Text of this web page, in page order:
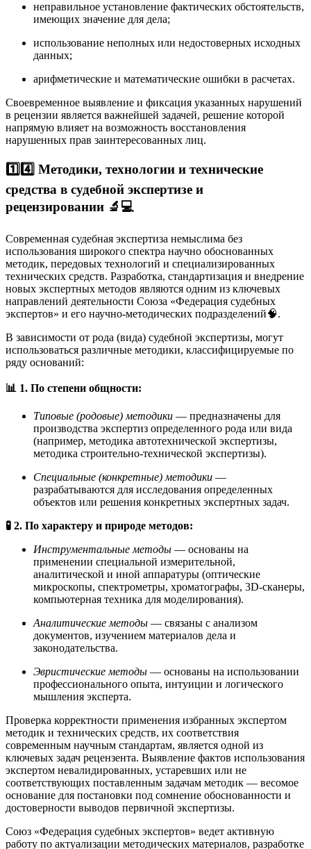
неправильное установление фактических обстоятельств,
имеющих значение для дела;
использование неполных или недостоверных исходных
данных;
арифметические и математические ошибки в расчетах.
Своевременное выявление и фиксация указанных нарушений
в рецензии является важнейшей задачей, решение которой
напрямую влияет на возможность восстановления
нарушенных прав заинтересованных лиц.
1️⃣4️⃣ Методики, технологии и технические
средства в судебной экспертизе и
рецензировании 🔬💻
Современная судебная экспертиза немыслима без
использования широкого спектра научно обоснованных
методик, передовых технологий и специализированных
технических средств. Разработка, стандартизация и внедрение
новых экспертных методов являются одним из ключевых
направлений деятельности Союза «Федерация судебных
экспертов» и его научно-методических подразделений🧠.
В зависимости от рода (вида) судебной экспертизы, могут
использоваться различные методики, классифицируемые по
ряду оснований:
📊 1. По степени общности:
Типовые (родовые) методики — предназначены для
производства экспертиз определенного рода или вида
(например, методика автотехнической экспертизы,
методика строительно-технической экспертизы).
Специальные (конкретные) методики —
разрабатываются для исследования определенных
объектов или решения конкретных экспертных задач.
🧪 2. По характеру и природе методов:
Инструментальные методы — основаны на
применении специальной измерительной,
аналитической и иной аппаратуры (оптические
микроскопы, спектрометры, хроматографы, 3D-сканеры,
компьютерная техника для моделирования).
Аналитические методы — связаны с анализом
документов, изучением материалов дела и
законодательства.
Эвристические методы — основаны на использовании
профессионального опыта, интуиции и логического
мышления эксперта.
Проверка корректности применения избранных экспертом
методик и технических средств, их соответствия
современным научным стандартам, является одной из
ключевых задач рецензента. Выявление фактов использования
экспертом невалидированных, устаревших или не
соответствующих поставленным задачам методик — весомое
основание для постановки под сомнение обоснованности и
достоверности выводов первичной экспертизы.
Союз «Федерация судебных экспертов» ведет активную
работу по актуализации методических материалов, разработке